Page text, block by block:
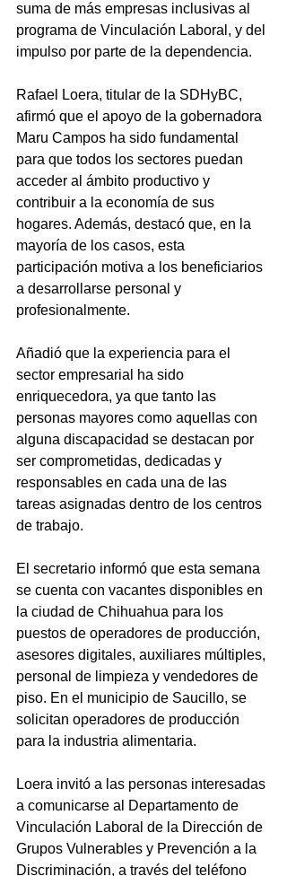
suma de más empresas inclusivas al
programa de Vinculación Laboral, y del
impulso por parte de la dependencia.
Rafael Loera, titular de la SDHyBC,
afirmó que el apoyo de la gobernadora
Maru Campos ha sido fundamental
para que todos los sectores puedan
acceder al ámbito productivo y
contribuir a la economía de sus
hogares. Además, destacó que, en la
mayoría de los casos, esta
participación motiva a los beneficiarios
a desarrollarse personal y
profesionalmente.
Añadió que la experiencia para el
sector empresarial ha sido
enriquecedora, ya que tanto las
personas mayores como aquellas con
alguna discapacidad se destacan por
ser comprometidas, dedicadas y
responsables en cada una de las
tareas asignadas dentro de los centros
de trabajo.
El secretario informó que esta semana
se cuenta con vacantes disponibles en
la ciudad de Chihuahua para los
puestos de operadores de producción,
asesores digitales, auxiliares múltiples,
personal de limpieza y vendedores de
piso. En el municipio de Saucillo, se
solicitan operadores de producción
para la industria alimentaria.
Loera invitó a las personas interesadas
a comunicarse al Departamento de
Vinculación Laboral de la Dirección de
Grupos Vulnerables y Prevención a la
Discriminación, a través del teléfono